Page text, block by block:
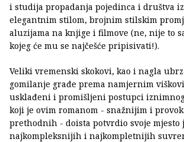
i studija propadanja pojedinca i društva
elegantnim stilom, brojnim stilskim
aluzijama na knjige i filmove (ne, nije to
kojeg će mu se najčešće pripisivati!).
Veliki vremenski skokovi, kao i nagla
gomilanje građe prema namjernim
usklađeni i promišljeni postupci
koji je ovim romanom - snažnijim i
prethodnih - doista potvrdio svoje mjesto
najkompleksnijih i najkompletnijih